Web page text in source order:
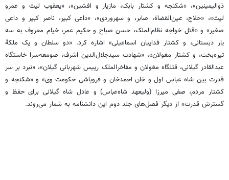
ذوالیمینین»، «شکنجه و کشتار بابک، مازیار و افشین»، «یعقوب لیث و عمرو
لیث»، «حلاج، عین‌القضاة، صابر، و سهروردی»، «داعی کبیر، ناصر کبیر و داعی
صغیر» و «قتل خواجه نظام‌الملک، حسن صباح و حکیم عمر، خیام معروف به سه
یار دبستانی، و کشتار فداییان اسماعیلی» اشاره کرد. «دو سلطان و یک ملکۀ
تیره‌بخت، و کشتار مغولان»، «شهادت سید‌جلال‌الدین اشرف، صومعه‌سرا خاستگاه
عبدالقادر گیلانی، قتلگاه مغولان و مفاخرالملک رییس شهربانی گیلان»، «نبرد بر سر
قدرت بین شاه عباس اول و خان احمدخان و فروپاشی حکومت وی» و «شکنجه و
کشتار مردم، صفی میرزا (ولیعهد شاه‌عباس) و عادل شاه گیلانی برای حفظ و
گسترش قدرت» از دیگر فصل‌های جلد دوم این دانشنامه به شمار می‌روند.